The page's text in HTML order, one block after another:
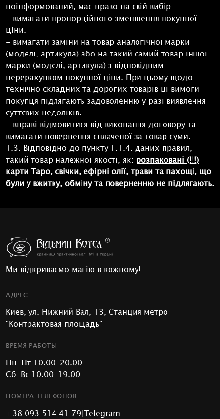
поінформований, має право на свій вибір:
- вимагати пропорційного зменшення покупної
ціни.
- вимагати заміни на товар аналогічної марки
(моделі, артикула) або на такий самий товар іншої
марки (моделі, артикула) з відповідним
перерахунком покупної ціни. При цьому щодо
технічно складних та дорогих товарів ці вимоги
покупця підлягають задоволенню у разі виявлення
суттєвих недоліків.
- вправі відмовитися від виконання договору та
вимагати повернення сплаченої за товар суми.
1.3. Відповідно до пункту 1.1.4. даних правил,
такий товар належної якості, як: розпаковані (!!!)
карти Таро, свічки, ефірні олії, трави та пахощі, що
були у вжитку, обміну та поверненню не підлягають.
Ми відкриваємо магію в кожному!
АДРЕС
Киев, ул. Нижний Вал, 13, Станция метро
"Контрактовая площадь"
ВРЕМЯ РАБОТЫ
Пн-Пт 10.00-20.00
Сб-Вс 10.00-19.00
НОМЕРА ТЕЛЕФОНОВ
+38 093 514 41 79|Telegram